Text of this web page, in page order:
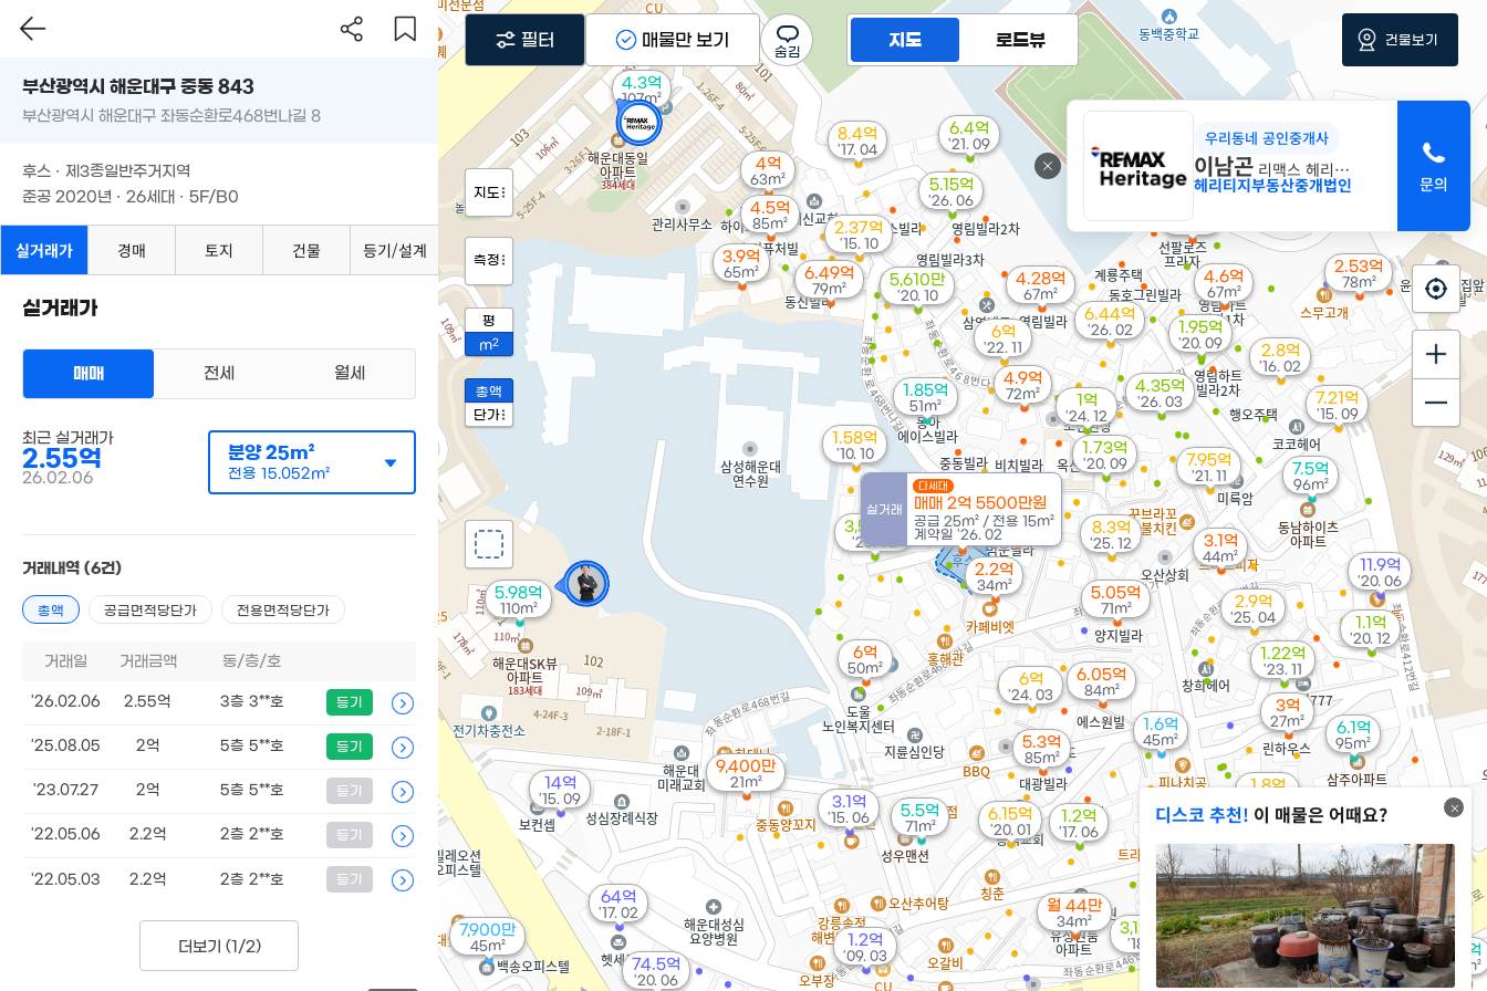
4.3억
107m²
월 44만
34m²
5.15억
'26. 06
5.98억
110m²
4.6억
67m²
84m²
5.5억
71m²
5.3억
85m²
4.35억
'26. 03
5.05억
71m²
3,500만
'26. 02
2.1억
73m²
6.44억
'26. 02
실거래
다세대
매매 2억 5500만원
공급 25m² / 전용 15m²
계약일 '26. 02
4.9억
72m²
4억
63m²
8.3억
'25. 12
4.28억
67m²
3억
27m²
3.9억
65m²
2.9억
'25. 04
1억
'24. 12
7,900만
45m²
6억
'24. 03
1.22억
'23. 11
62.4억
'23. 10
1.85억
51m²
2.2억
34m²
6.1억
95m²
4.5억
85m²
6억
'22. 11
6.49억
79m²
7.63억
'22. 01
7.95억
'21. 11
6억
50m²
9,400만
21m²
6.4억
'21. 09
1.6억
45m²
1.1억
'20. 12
7.5억
96m²
5,610만
'20. 10
6.05억
84m²
1.73억
'20. 09
1.95억
'20. 09
3.1억
44m²
72m²
74.5억
'20. 06
11.9억
'20. 06
2.53억
78m²
6.15억
'20. 01
3,130만
'18. 10
2.2억
98m²
1.2억
'17. 06
8.4억
'17. 04
64억
'17. 02
2.8억
'16. 02
2.37억
'15. 10
7.21억
'15. 09
14억
'15. 09 3.1억
'15. 06
1.58억
'10. 10
1.2억
'09. 03
1.8억
디스코 추천! 이 매물은 어때요?
우리동네 공인중개사
이남곤 리맥스 헤리티지
헤리티지부동산중개법인
지도 로드뷰
지도
측정
평
m2
총액
단가
필터 매물만 보기 건물보기
부산광역시 해운대구 중동 843
부산광역시 해운대구 좌동순환로468번나길 8
후스 · 제3종일반주거지역
준공 2020년 · 26세대 · 5F/B0
실거래가 경매 토지 건물 등기/설계
실거래가
매매 전세 월세
최근 실거래가
2.55억
26.02.06
분양25m²
전용 15.052m²
거래내역 (6건)
총액 공급면적당단가 전용면적당단가
거래일 거래금액 동/층/호
'26.02.06 2.55억 3층 3**호 등기
'25.08.05 2억 5층 5**호 등기
'23.07.27 2억 5층 5**호 등기
'22.05.06 2.2억 2층 2**호 등기
'22.05.03 2.2억 2층 2**호 등기
더보기 (1/2)